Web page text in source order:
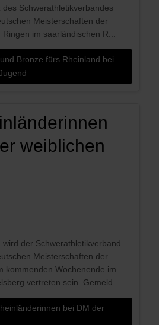
Schwerathletikverbandes
Meisterschaften der
im saarländischen R...
Bronze fürs Rheinland bei
weiblichen
der Schwerathletikverband
Meisterschaften der
kommenden Wochenende im
vertreten sein. Gemeld...
bei DM der